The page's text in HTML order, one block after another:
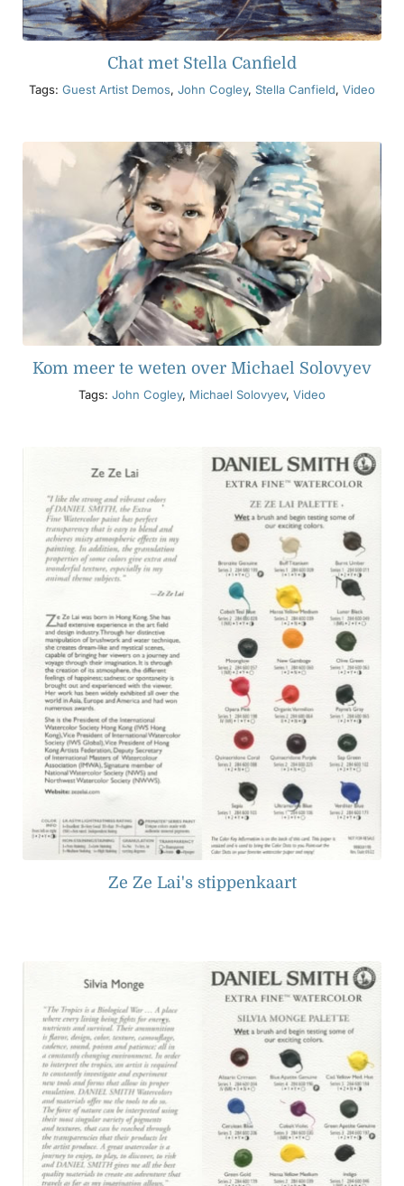
Chat met Stella Canfield
Tags: Guest Artist Demos, John Cogley, Stella Canfield, Video
Kom meer te weten over Michael Solovyev
Tags: John Cogley, Michael Solovyev, Video
Ze Ze Lai's stippenkaart